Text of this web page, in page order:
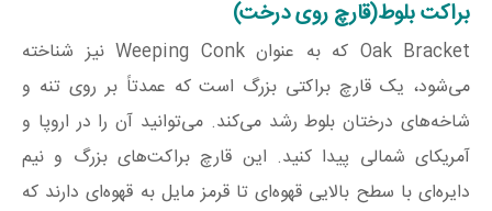
براکت بلوط(قارچ روی درخت)
Oak Bracket که به عنوان Weeping Conk نیز شناخته
می‌شود، یک قارچ براکتی بزرگ است که عمدتاً بر روی تنه و
شاخه‌های درختان بلوط رشد می‌کند. می‌توانید آن را در اروپا و
آمریکای شمالی پیدا کنید. این قارچ براکت‌های بزرگ و نیم
دایره‌ای با سطح بالایی قهوه‌ای تا قرمز مایل به قهوه‌ای دارند که